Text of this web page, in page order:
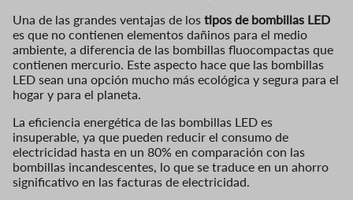
Una de las grandes ventajas de los tipos de bombillas LED
es que no contienen elementos dañinos para el medio
ambiente, a diferencia de las bombillas fluocompactas que
contienen mercurio. Este aspecto hace que las bombillas
LED sean una opción mucho más ecológica y segura para el
hogar y para el planeta.
La eficiencia energética de las bombillas LED es
insuperable, ya que pueden reducir el consumo de
electricidad hasta en un 80% en comparación con las
bombillas incandescentes, lo que se traduce en un ahorro
significativo en las facturas de electricidad.